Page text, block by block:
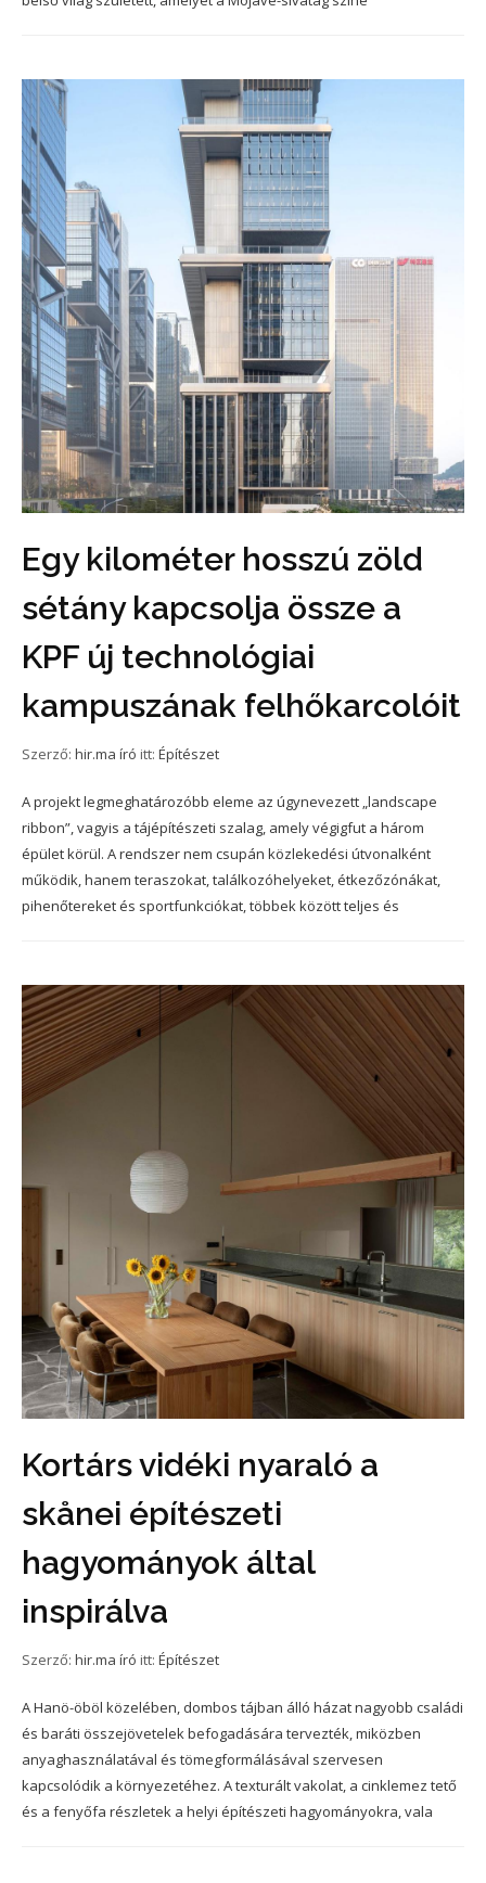
Egy kilométer hosszú zöld
sétány kapcsolja össze a
KPF új technológiai
kampuszának felhőkarcolóit
Szerző: hir.ma író itt: Építészet
A projekt legmeghatározóbb eleme az úgynevezett „landscape
ribbon”, vagyis a tájépítészeti szalag, amely végigfut a három
épület körül. A rendszer nem csupán közlekedési útvonalként
működik, hanem teraszokat, találkozóhelyeket, étkezőzónákat,
pihenőtereket és sportfunkciókat, többek között teljes és
Kortárs vidéki nyaraló a
skånei építészeti
hagyományok által
inspirálva
Szerző: hir.ma író itt: Építészet
A Hanö-öböl közelében, dombos tájban álló házat nagyobb családi
és baráti összejövetelek befogadására tervezték, miközben
anyaghasználatával és tömegformálásával szervesen
kapcsolódik a környezetéhez. A texturált vakolat, a cinklemez tető
és a fenyőfa részletek a helyi építészeti hagyományokra, vala